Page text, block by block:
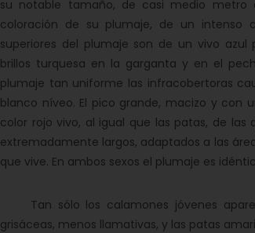
su notable tamaño, de casi medio metro
coloración de su plumaje, de un intenso
superiores del plumaje son de un vivo azul
brillos turquesa en la garganta y en el
plumaje tan uniforme las infracobertoras
blanco níveo. El pico grande, macizo y con
color rojo vivo, al igual que las patas, de las
extremadamente largos, adaptados a las
que vive. En ambos sexos el plumaje es
Tan sólo los calamones jóvenes
grisáceas, menos llamativas, y las patas